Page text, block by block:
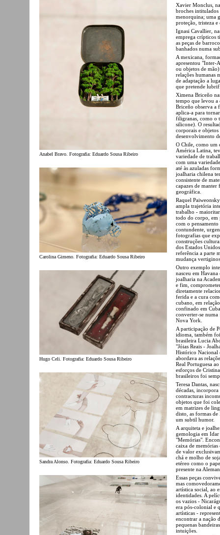
Anabel Bravo. Fotografia: Eduardo Sousa Ribeiro
Carolina Gimeno. Fotografia: Eduardo Sousa Ribeiro
Hugo Celi. Fotografia: Eduardo Sousa Ribeiro
Sandra Alonso. Fotografia: Eduardo Sousa Ribeiro
Xavier Monclus,
broches intitulados
menorquina; uma
proteção, tristeza
Ignasi Cavallier,
emprega crípticos
as peças de
banhados numa
A mexicana,
apresentou "Inter-
ou objetos de
relações humanas
de adaptação a
que pretende
Ximena Briceño
tempo que levou a
Briceño observa a
aplica-a para
filigranas, como o
silicone). O
corporais e
desenvolvimento
O Chile, como um
América Latina,
variedade de
com uma
até às azuladas
joalharia chilena
consistente de
capazes de
geográfica.
Raquel
ampla trajetória
trabalho -
todo do corpo, em
com o
contundente,
fotografias que
construções
dos Estados
referência a parte
mudança
Outro exemplo
nasceu em
joalharia na
e fim,
diretamente
ferida e a cura
cubano, em
confinado em
converter-se numa
Nova York.
A participação de
idioma, também
brasileira Lucia
"Jóias Reais -
Histórico Nacional
abordava as
Real Portuguesa
esforços de
brasileiros foi
Teresa Dantas,
décadas, incorpora
contracturas
objetos que foi
em matrizes de
disto, as formas de
um subtil humor.
A arquiteta e
gemologia em Idar
"Memórias".
caixa de memórias
de valor
chá e molho de
etéreo como o
presente na
Essas peças
mas
artística social, ao
identidades. A
os vazios -
era pós-colonial e
artísticas -
encontrar a nação
pequenas
intuições.